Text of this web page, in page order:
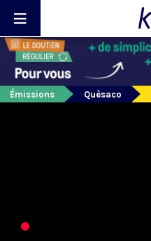
Émissions Quèsaco